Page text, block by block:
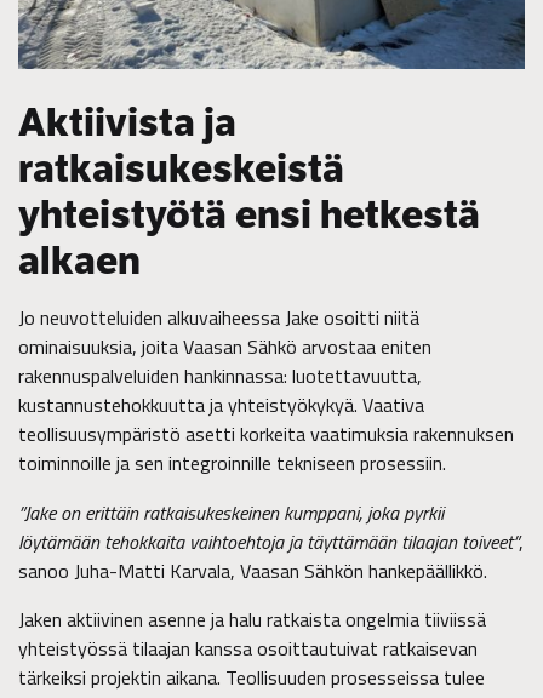
Aktiivista ja
ratkaisukeskeistä
yhteistyötä ensi hetkestä
alkaen
Jo neuvotteluiden alkuvaiheessa Jake osoitti niitä
ominaisuuksia, joita Vaasan Sähkö arvostaa eniten
rakennuspalveluiden hankinnassa: luotettavuutta,
kustannustehokkuutta ja yhteistyökykyä. Vaativa
teollisuusympäristö asetti korkeita vaatimuksia rakennuksen
toiminnoille ja sen integroinnille tekniseen prosessiin.
”Jake on erittäin ratkaisukeskeinen kumppani, joka pyrkii
löytämään tehokkaita vaihtoehtoja ja täyttämään tilaajan toiveet”,
sanoo Juha-Matti Karvala, Vaasan Sähkön hankepäällikkö.
Jaken aktiivinen asenne ja halu ratkaista ongelmia tiiviissä
yhteistyössä tilaajan kanssa osoittautuivat ratkaisevan
tärkeiksi projektin aikana. Teollisuuden prosesseissa tulee